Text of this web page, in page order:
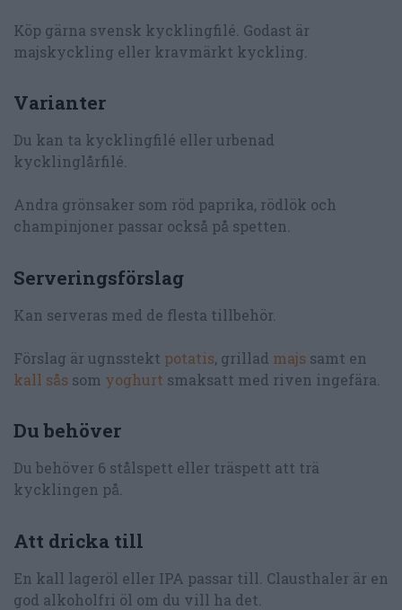
Köp gärna svensk kycklingfilé. Godast är
majskyckling eller kravmärkt kyckling.
Varianter
Du kan ta kycklingfilé eller urbenad
kycklinglårfilé.
Andra grönsaker som röd paprika, rödlök och
champinjoner passar också på spetten.
Serveringsförslag
Kan serveras med de flesta tillbehör.
Förslag är ugnsstekt potatis, grillad majs samt en
kall sås som yoghurt smaksatt med riven ingefära.
Du behöver
Du behöver 6 stålspett eller träspett att trä
kycklingen på.
Att dricka till
En kall lageröl eller IPA passar till. Clausthaler är en
god alkoholfri öl om du vill ha det.